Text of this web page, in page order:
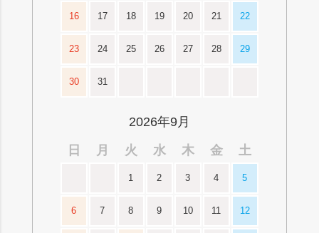
16 17 18 19 20 21 22
23 24 25 26 27 28 29
30 31
2026年9月
日
月 火 水 木 金 土
1 2 3 4 5
6 7 8 9 10 11 12